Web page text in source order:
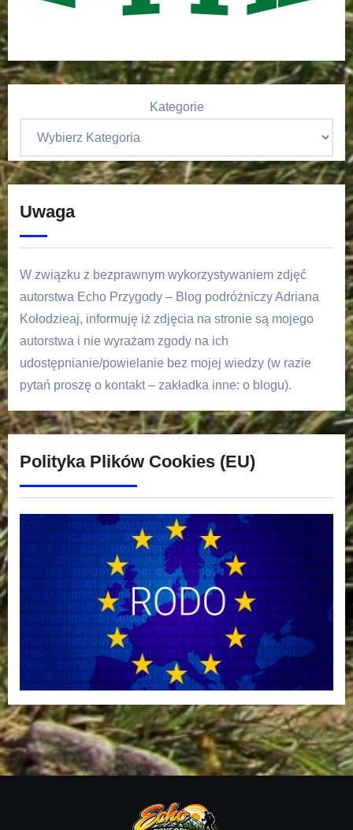
Kategorie
Uwaga
W związku z bezprawnym wykorzystywaniem zdjęć
autorstwa Echo Przygody – Blog podróżniczy Adriana
Kołodzieaj, informuję iż zdjęcia na stronie są mojego
autorstwa i nie wyrażam zgody na ich
udostępnianie/powielanie bez mojej wiedzy (w razie
pytań proszę o kontakt – zakładka inne: o blogu).
Polityka Plików Cookies (EU)